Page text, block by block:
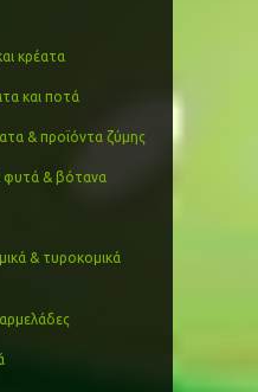
κρέατα
και ποτά
& προϊόντα ζύμης
φυτά & βότανα
& τυροκομικά